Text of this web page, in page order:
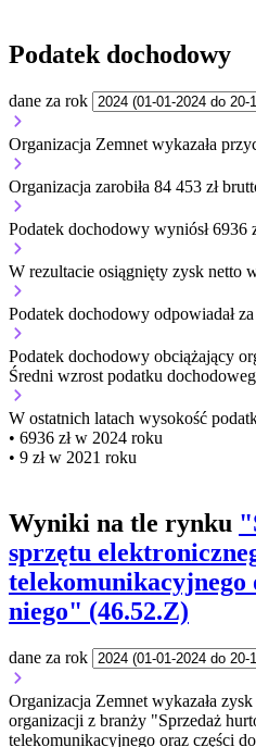
Podatek dochodowy
dane za rok
Organizacja Zemnet wykazała
Organizacja zarobiła 84 453 zł
Podatek dochodowy wyniósł 6936
W rezultacie osiągnięty zysk netto
Podatek dochodowy odpowiadał
Podatek dochodowy obciążający
Średni wzrost podatku
W ostatnich latach wysokość
• 6936 zł w 2024 roku
• 9 zł w 2021 roku
Wyniki na tle rynku
sprzętu
telekomunikacyjnego
niego" (46.52.Z)
dane za rok
Organizacja Zemnet wykazała
organizacji z branży "Sprzedaż
telekomunikacyjnego oraz części